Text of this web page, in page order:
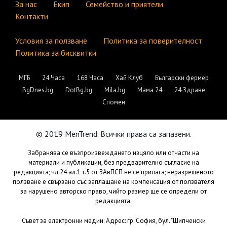
За нас Екип
Семейство и приятели
Контакти
Условия за ползване
Политика за поверителност
Политика за бисквитки
МГБ 24 Часа 168 Часа Хай Клуб
Български фермер
BgDnes.bg
DotBg.bg Mila.bg Мама 24
24 Здраве
Спомен
© 2019 MenTrend. Всички права са запазени.
Забранява се възпроизвеждането изцяло или отчасти на
материали и публикации, без предварително съгласие на
редакцията; чл.24 ал.1 т.5 от ЗАвПСП не се прилага; неразрешеното
ползване е свързано със заплащане на компенсация от ползвателя
за нарушено авторско право, чийто размер ще се определи от
редакцията.
Съвет за електронни медии: Адрес: гр. София, бул. "Шипченски